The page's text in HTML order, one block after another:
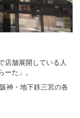
店舗展開している人
た」。
神・地下鉄三宮の各